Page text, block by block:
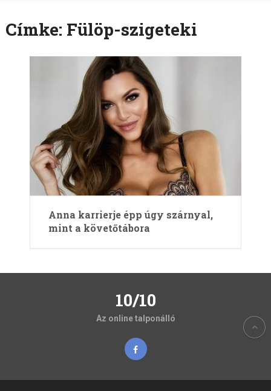
Címke: Fülöp-szigeteki
Anna karrierje épp úgy szárnyal,
mint a követőtábora
10/10
Az online talponálló